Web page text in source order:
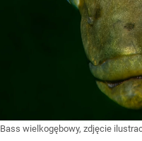
Bass wielkogębowy, zdjęcie